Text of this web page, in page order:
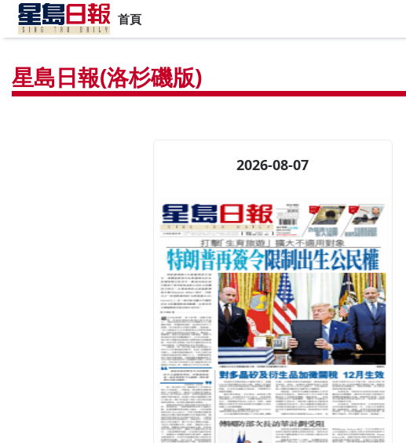
首頁
星島日報(洛杉磯版)
2026-08-07